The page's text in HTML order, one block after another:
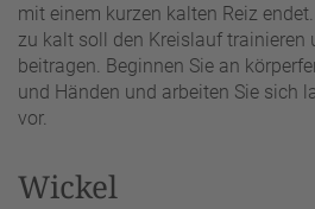
mit einem kurzen kalten Reiz
zu kalt soll den Kreislauf trainieren
beitragen. Beginnen Sie an
und Händen und arbeiten Sie sich
vor.
Wickel